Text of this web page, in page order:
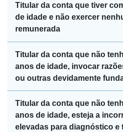
Titular da conta que tiver
de idade e não exercer
remunerada
Titular da conta que não
anos de idade, invocar
ou outras devidamente
Titular da conta que não
anos de idade, esteja a
elevadas para diagnóstico e